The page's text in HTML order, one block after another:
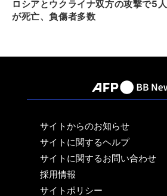
ロシアとウクライナ双方の攻撃で5人
が死亡、負傷者多数
サイトからのお知らせ
サイトに関するヘルプ
サイトに関するお問い合わせ
採用情報
サイトポリシー